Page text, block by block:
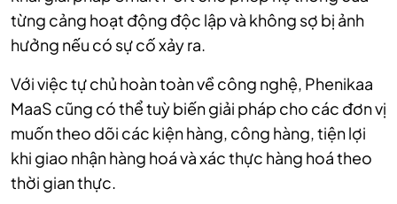
từng cảng hoạt động độc lập và không sợ bị ảnh
hưởng nếu có sự cố xảy ra.
Với việc tự chủ hoàn toàn về công nghệ, Phenikaa
MaaS cũng có thể tuỳ biến giải pháp cho các đơn vị
muốn theo dõi các kiện hàng, công hàng, tiện lợi
khi giao nhận hàng hoá và xác thực hàng hoá theo
thời gian thực.